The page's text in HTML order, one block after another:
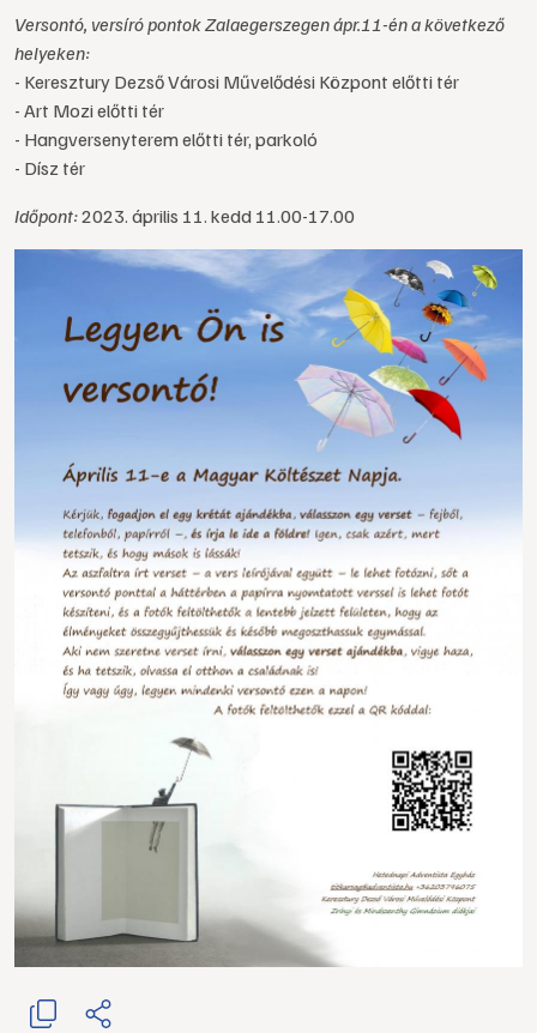
Versontó, versíró pontok Zalaegerszegen ápr.11-én a következő
helyeken:
- Keresztury Dezső Városi Művelődési Központ előtti tér
- Art Mozi előtti tér
- Hangversenyterem előtti tér, parkoló
- Dísz tér
Időpont:2023. április 11. kedd 11.00-17.00